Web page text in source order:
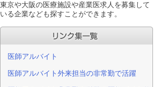
東京や大阪の医療施設や産業医求人を募集して
いる企業なども探すことができます。
医師アルバイト
医師アルバイト外来担当の非常勤で活躍